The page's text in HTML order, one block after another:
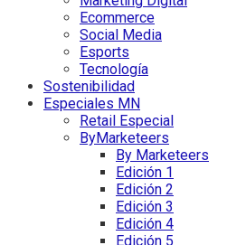
Ecommerce
Social Media
Esports
Tecnología
Sostenibilidad
Especiales MN
Retail Especial
ByMarketeers
By Marketeers
Edición 1
Edición 2
Edición 3
Edición 4
Edición 5